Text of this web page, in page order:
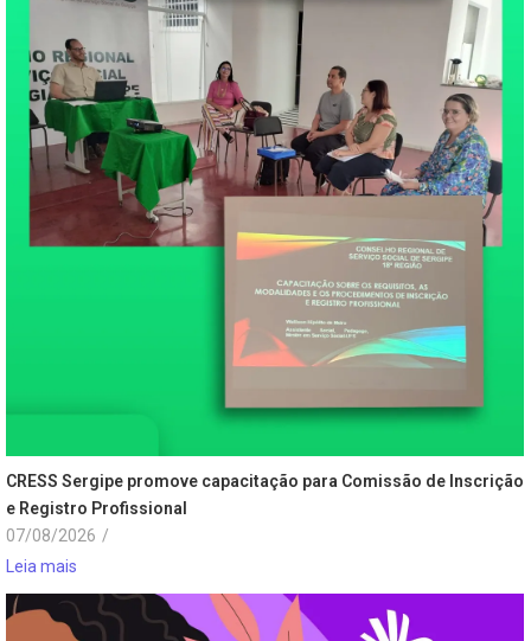
CRESS Sergipe promove capacitação para Comissão de Inscrição
e Registro Profissional
07/08/2026 /
Leia mais